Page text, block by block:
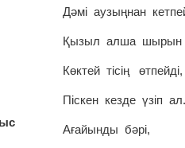
Дәмі аузыңнан
Қызыл алша шырын
Көктей тісің өтпейді,
Піскен кезде үзіп
Ағайынды бәрі,